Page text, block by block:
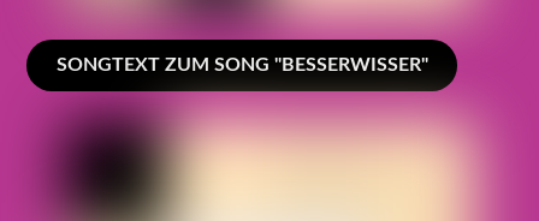
SONGTEXT ZUM SONG "BESSERWISSER"